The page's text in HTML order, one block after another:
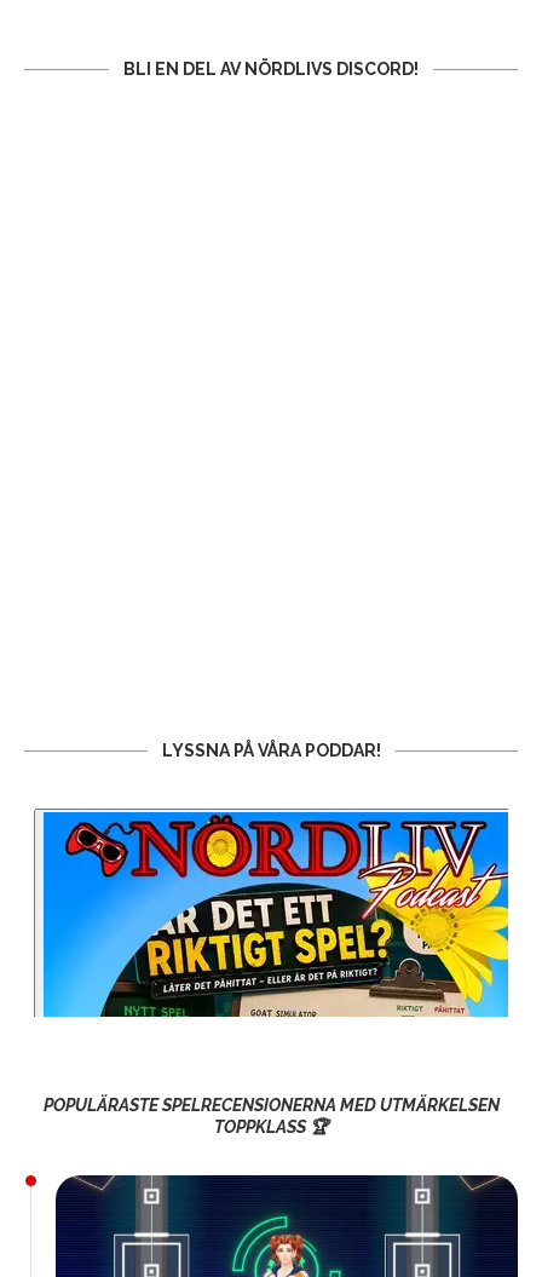
BLI EN DEL AV NÖRDLIVS DISCORD!
LYSSNA PÅ VÅRA PODDAR!
POPULÄRASTE SPELRECENSIONERNA MED UTMÄRKELSEN
TOPPKLASS 🏆